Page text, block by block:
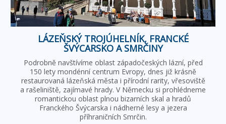
LÁZEŇSKÝ TROJÚHELNÍK, FRANCKÉ
ŠVÝCARSKO A SMRČINY
Podrobně navštívíme oblast západočeských lázní, před
150 lety mondénní centrum Evropy, dnes již krásně
restaurovaná lázeňská města i přírodní rarity, vřesoviště
a rašeliniště, zajímavé hrady. V Německu si prohlédneme
romantickou oblast plnou bizarních skal a hradů
Franckého Švýcarska i nádherné lesy a jezera
příhraničních Smrčin.